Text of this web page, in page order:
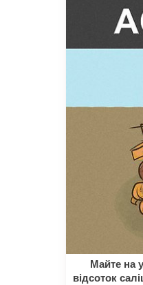
Майте на
відсоток